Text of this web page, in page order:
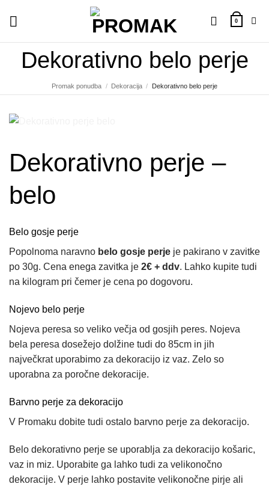
0
Dekorativno belo perje
Promak ponudba / Dekoracija / Dekorativno belo perje
Dekorativno perje –
belo
Belo gosje perje
Popolnoma naravno belo gosje perje je pakirano v zavitke
po 30g. Cena enega zavitka je 2€ + ddv. Lahko kupite tudi
na kilogram pri čemer je cena po dogovoru.
Nojevo belo perje
Nojeva peresa so veliko večja od gosjih peres. Nojeva
bela peresa dosežejo dolžine tudi do 85cm in jih
največkrat uporabimo za dekoracijo iz vaz. Zelo so
uporabna za poročne dekoracije.
Barvno perje za dekoracijo
V Promaku dobite tudi ostalo barvno perje za dekoracijo.
Belo dekorativno perje se uporablja za dekoracijo košaric,
vaz in miz. Uporabite ga lahko tudi za velikonočno
dekoracije. V perje lahko postavite velikonočne pirje ali